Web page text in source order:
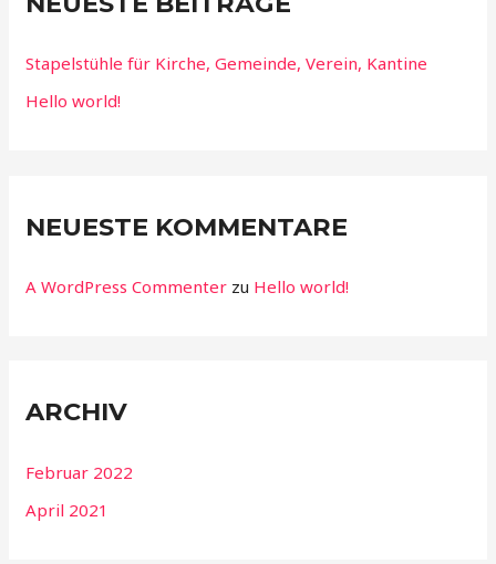
n
a
c
Stapelstühle für Kirche, Gemeinde, Verein, Kantine
Hello world!
NEUESTE KOMMENTARE
A WordPress Commenter zu Hello world!
ARCHIV
Februar 2022
April 2021